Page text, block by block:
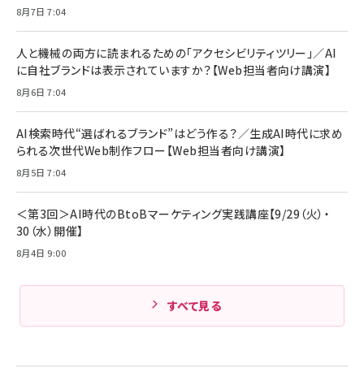
8月7日 7:04
人と機械の両方に読まれるための「アクセシビリティツリー」／AI
に自社ブランドは表示されていますか？【Web担当者向け講演】
8月6日 7:04
AI検索時代“選ばれるブランド”はどう作る？／生成AI時代に求め
られる次世代Web制作フロー【Web担当者向け講演】
8月5日 7:04
＜第3回＞AI時代のBtoBマーケティング実践講座【9/29（火）・
30（水）開催】
8月4日 9:00
すべて見る